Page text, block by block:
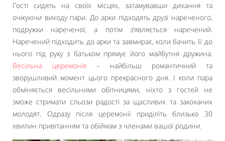
Гості сидять на своїх місцях, затамувавши дихання та
очікуючи виходу пари. До арки підходять друзі нареченого,
подружки нареченої, а потім з’являється наречений.
Наречений підходить до арки та завмирає, коли бачить її: до
нього під руку з батьком прямує його майбутня дружина.
Весільна церемонія – найбільш романтичний та
зворушливий момент цього прекрасного дня. І коли пара
обміняється весільними обітницями, ніхто з гостей не
зможе стримати сльози радості за щасливих та закоханих
молодят. Одразу після церемонії приділіть близько 30
хвилин привітанням та обіймам з членами вашої родини.